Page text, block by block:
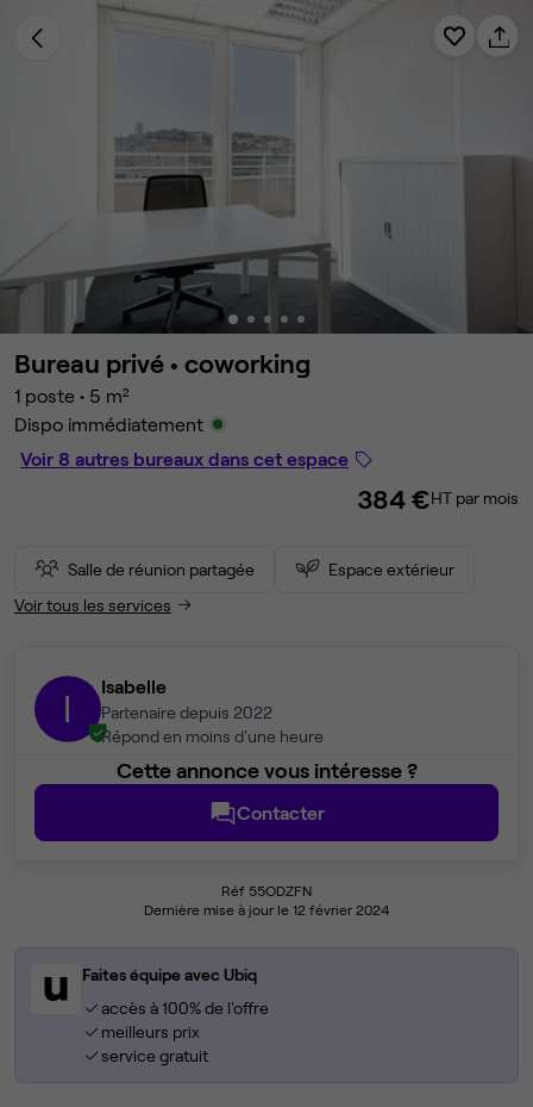
Bureau privé • coworking
1 poste • 5 m²
Dispo immédiatement
Voir 8 autres bureaux dans cet espace
384 €HT par mois
Salle de réunion partagée
Espace extérieur
Voir tous les services
I Isabelle
Partenaire depuis 2022
Répond en moins d'une heure
Cette annonce vous intéresse ?
Contacter
Réf 55ODZFN
Dernière mise à jour le 12 février 2024
Faites équipe avec Ubiq
accès à 100% de l'offre
meilleurs prix
service gratuit